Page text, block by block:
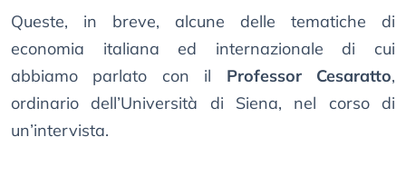
Queste, in breve, alcune delle tematiche di
economia italiana ed internazionale di cui
abbiamo parlato con il Professor Cesaratto,
ordinario dell’Università di Siena, nel corso di
un’intervista.